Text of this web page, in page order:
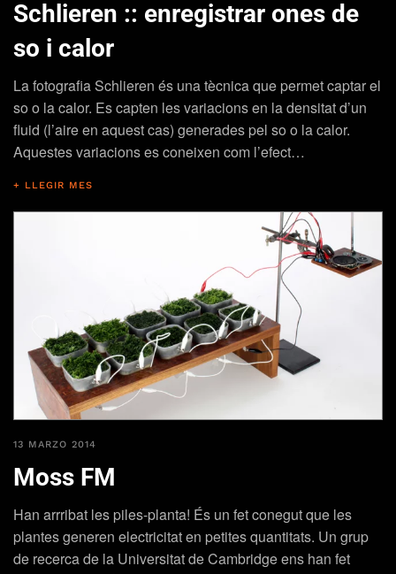
Schlieren :: enregistrar ones de
so i calor
La fotografia Schlieren és una tècnica que permet captar el
so o la calor. Es capten les variacions en la densitat d’un
fluid (l’aire en aquest cas) generades pel so o la calor.
Aquestes variacions es coneixen com l’efect…
+ LLEGIR MES
13 MARZO 2014
Moss FM
Han arrribat les piles-planta! És un fet conegut que les
plantes generen electricitat en petites quantitats. Un grup
de recerca de la Universitat de Cambridge ens han fet